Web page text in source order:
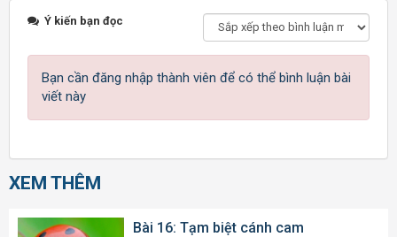
Ý kiến bạn đọc
Bạn cần đăng nhập thành viên để có thể bình luận bài
viết này
XEM THÊM
Bài 16: Tạm biệt cánh cam